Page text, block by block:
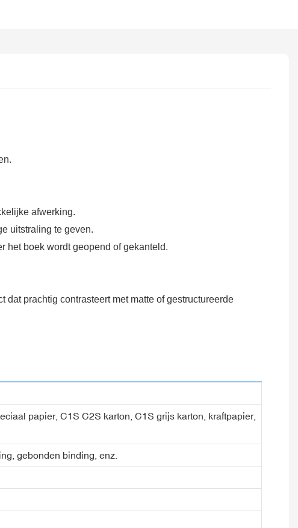
afwerking.
uitstraling te geven.
het boek wordt geopend of gekanteld.
prachtig contrasteert met matte of gestructureerde
papier, C1S C2S karton, C1S grijs karton, kraftpapier,
gebonden binding, enz.